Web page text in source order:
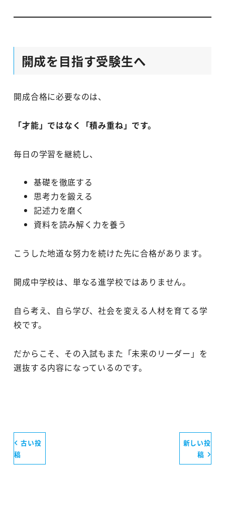
開成を目指す受験生へ
開成合格に必要なのは、
「才能」ではなく「積み重ね」です。
毎日の学習を継続し、
基礎を徹底する
思考力を鍛える
記述力を磨く
資料を読み解く力を養う
こうした地道な努力を続けた先に合格があります。
開成中学校は、単なる進学校ではありません。
自ら考え、自ら学び、社会を変える人材を育てる学
校です。
だからこそ、その入試もまた「未来のリーダー」を
選抜する内容になっているのです。
古い投
稿
新しい投
稿